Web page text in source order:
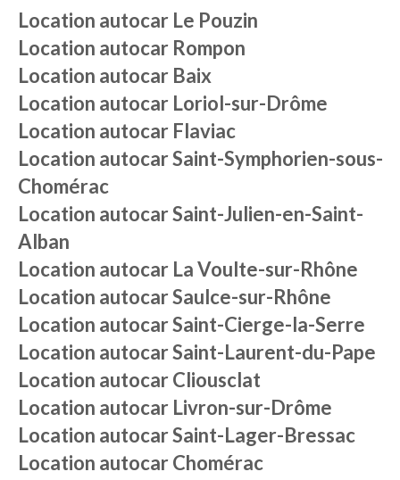
Location autocar Le Pouzin
Location autocar Rompon
Location autocar Baix
Location autocar Loriol-sur-Drôme
Location autocar Flaviac
Location autocarSaint-Symphorien-sous-
Chomérac
Location autocarSaint-Julien-en-Saint-
Alban
Location autocar La Voulte-sur-Rhône
Location autocarSaulce-sur-Rhône
Location autocarSaint-Cierge-la-Serre
Location autocarSaint-Laurent-du-Pape
Location autocarCliousclat
Location autocar Livron-sur-Drôme
Location autocarSaint-Lager-Bressac
Location autocarChomérac